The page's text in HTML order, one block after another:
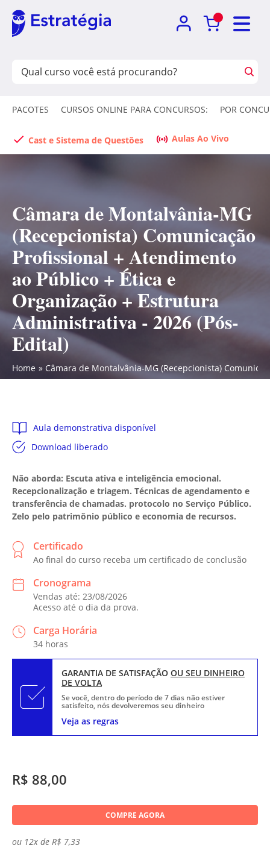
PACOTES CURSOS ONLINE PARA CONCURSOS: POR
Cast e Sistema de Questões Aulas Ao Vivo
Câmara de Montalvânia-MG
(Recepcionista) Comunicação
Profissional + Atendimento
ao Público + Ética e
Organização + Estrutura
Administrativa - 2026 (Pós-
Edital)
Home Câmara de Montalvânia-MG (Recepcionista)
Aula demonstrativa disponível
Download liberado
Não aborda: Escuta ativa e inteligência emocional.
Recepcionalização e triagem. Técnicas de agendamento e
transferência de chamadas. protocolo no Serviço Público.
Zelo pelo patrimônio público e economia de recursos.
R$ 88,00
COMPRE AGORA
ou 12x de R$ 7,33
Certificado
Ao final do curso receba um certificado de conclusão
Cronograma
Vendas até: 23/08/2026
Acesso até o dia da prova.
Carga Horária
34 horas
GARANTIA DE SATISFAÇÃO OU SEU DINHEIRO
DE VOLTA
Se você, dentro do período de 7 dias não estiver
satisfeito, nós devolveremos seu dinheiro
Veja as regras